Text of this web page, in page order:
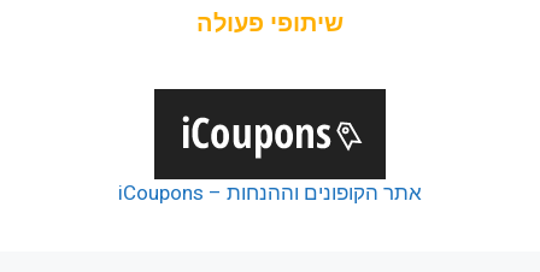
שיתופי פעולה
אתר הקופונים וההנחות – iCoupons